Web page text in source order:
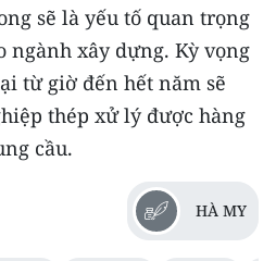
sẽ là yếu tố quan trọng
ngành xây dựng. Kỳ vọng
từ giờ đến hết năm sẽ
thép xử lý được hàng
cầu.
HÀ MY